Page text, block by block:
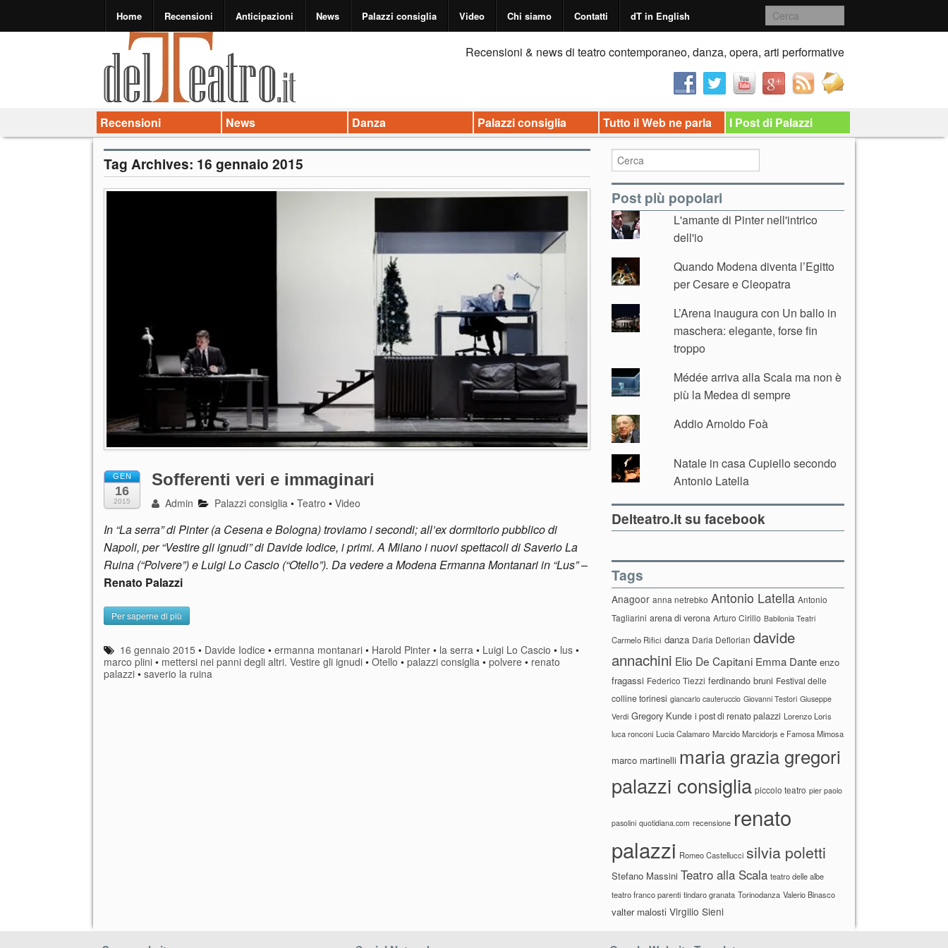
Home Recensioni Anticipazioni News Palazzi consiglia Video Chi siamo Contatti dT in English
Recensioni & news di teatro contemporaneo, danza, opera, arti performative
Recensioni News Danza Palazzi consiglia Tutto il Web ne parla I Post di Palazzi
Tag Archives: 16 gennaio 2015
GEN
16
2015
Sofferenti veri e immaginari
Admin Palazzi consiglia •Teatro •Video
In “La serra” di Pinter (a Cesena e Bologna) troviamo i secondi; all’ex dormitorio pubblico di
Napoli, per “Vestire gli ignudi” di Davide Iodice, i primi. A Milano i nuovi spettacoli di Saverio La
Ruina (“Polvere”) e Luigi Lo Cascio (“Otello”). Da vedere a Modena Ermanna Montanari in “Lus”–
Renato Palazzi
Per saperne di più
16 gennaio 2015 • Davide Iodice •ermanna montanari • Harold Pinter • la serra • Luigi Lo Cascio • lus •
marco plini • mettersi nei panni degli altri. Vestire gli ignudi • Otello • palazzi consiglia • polvere • renato
palazzi • saverio la ruina
Post più popolari
L'amante di Pinter nell'intrico
dell'io
Quando Modena diventa l’Egitto
per Cesare e Cleopatra
L’Arena inaugura con Un ballo in
maschera: elegante, forse fin
troppo
Médée arriva alla Scala ma non è
più la Medea di sempre
Addio Arnoldo Foà
Natale in casa Cupiello secondo
Antonio Latella
Delteatro.it su facebook
Tags
Anagoor anna netrebko Antonio Latella Antonio
Tagliarini arena di verona Arturo Cirillo Babilonia Teatri
Carmelo Rifici danza Daria Deflorian davide
annachini Elio De Capitani Emma Dante enzo
fragassi Federico Tiezzi ferdinando bruni Festival delle
colline torinesi giancarlo cauteruccio Giovanni Testori Giuseppe
Verdi Gregory Kunde i post di renato palazzi Lorenzo Loris
luca ronconi Lucia Calamaro Marcido Marcidorjs e Famosa Mimosa
marco martinelli maria grazia gregori
palazzi consiglia piccolo teatro pier paolo
pasolini quotidiana.com recensione renato
palazzi Romeo Castellucci silvia poletti
Stefano Massini Teatro alla Scala teatro delle albe
teatro franco parenti tindaro granata Torinodanza Valerio Binasco
valter malosti Virgilio Sieni